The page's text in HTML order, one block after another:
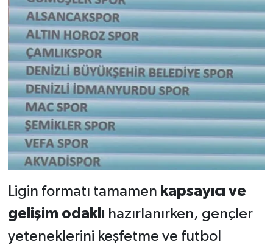
Ligin formatı tamamen kapsayıcı ve
gelişim odaklı hazırlanırken, gençler
yeteneklerini keşfetme ve futbol